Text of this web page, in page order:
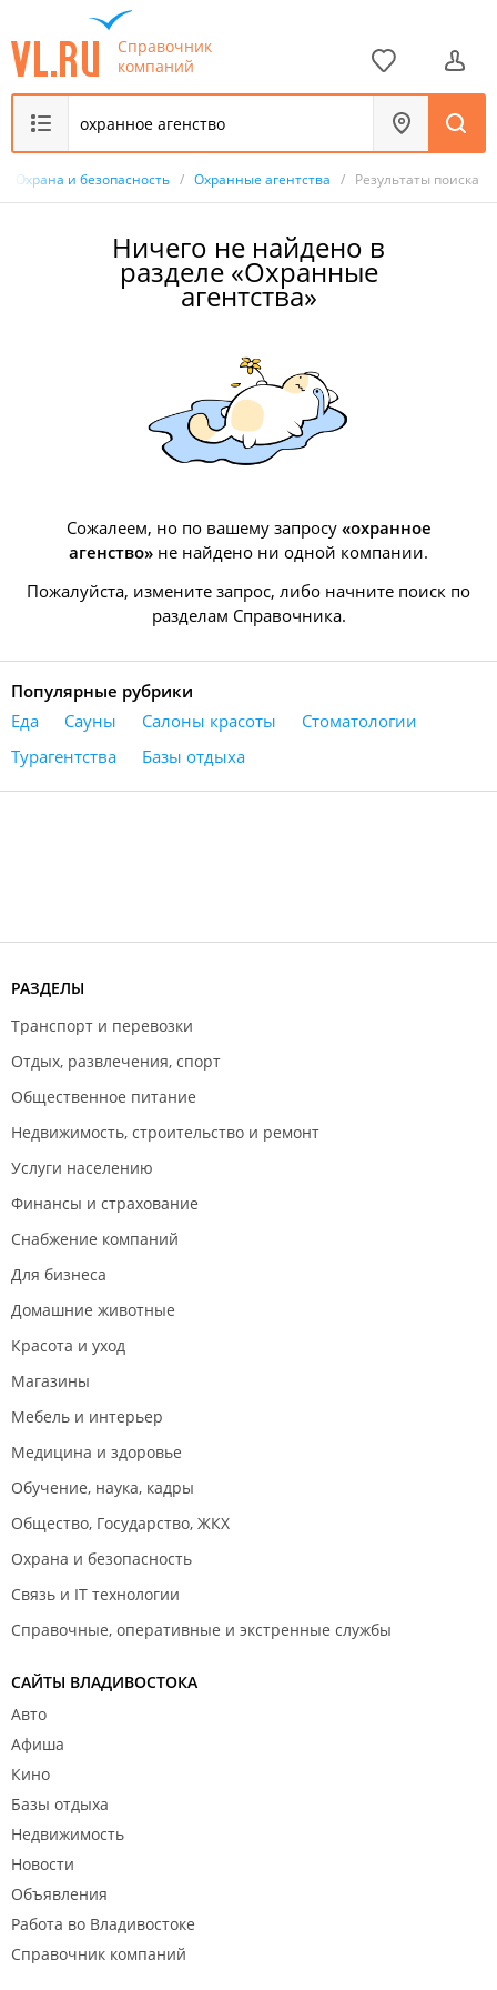
Справочник
компаний
Охрана и безопасность / Охранные агентства / Результаты поиска
Ничего не найдено в
разделе «Охранные
агентства»
Сожалеем, но по вашему запросу «охранное
агенство» не найдено ни одной компании.
Пожалуйста, измените запрос, либо начните поиск по
разделам Справочника.
Популярные рубрики
Еда
Сауны Салоны красоты
Стоматологии
Турагентства
Базы отдыха
РАЗДЕЛЫ
Транспорт и перевозки
Отдых, развлечения, спорт
Общественное питание
Недвижимость, строительство и ремонт
Услуги населению
Финансы и страхование
Снабжение компаний
Для бизнеса
Домашние животные
Красота и уход
Магазины
Мебель и интерьер
Медицина и здоровье
Обучение, наука, кадры
Общество, Государство, ЖКХ
Охрана и безопасность
Связь и IT технологии
Справочные, оперативные и экстренные службы
САЙТЫ ВЛАДИВОСТОКА
Авто
Афиша
Кино
Базы отдыха
Недвижимость
Новости
Объявления
Работа во Владивостоке
Справочник компаний